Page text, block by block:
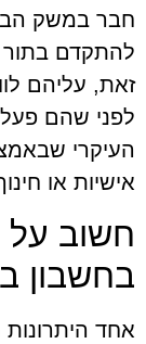
חבר במשק
להתקדם
זאת, עליהם
לפני שהם
העיקרי
אישיות או
חשוב על
בחשבון
אחד היתרונות